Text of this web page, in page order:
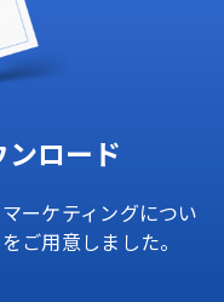
ロード
マーケティングについ
ご用意しました。